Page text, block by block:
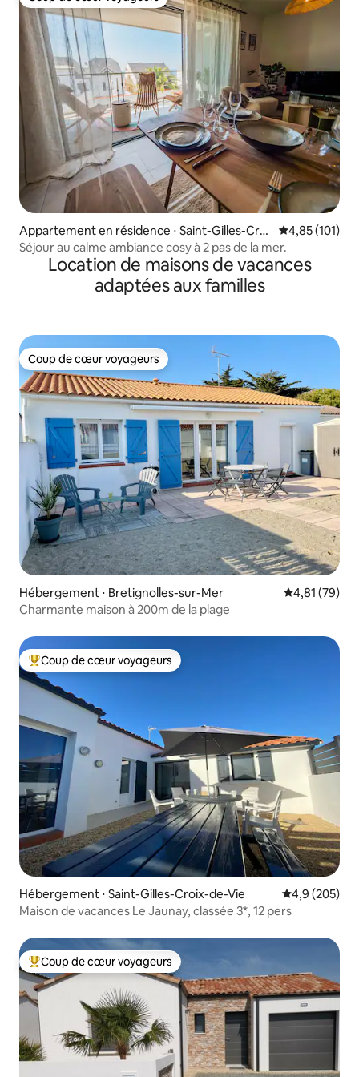
Coup de cœur voyageurs
Appartement en résidence ⋅ Saint-Gilles-Croi
x-de-Vie
Évaluation
4,85 (101)
Séjour au calme ambiance cosy à 2 pas de la mer.
Location de maisons de vacances
adaptées aux familles
Coup de cœur voyageurs
Coup de cœur voyageurs
Hébergement ⋅ Bretignolles-sur-Mer Évaluation
4,81 (79)
Charmante maison à 200m de la plage
Coups de cœur voyageurs les plus appréciés
Coup de cœur voyageurs
Hébergement ⋅ Saint-Gilles-Croix-de-Vie Évaluation
4,9 (205)
Maison de vacances Le Jaunay, classée 3*, 12 pers
Coups de cœur voyageurs les plus appréciés
Coup de cœur voyageurs